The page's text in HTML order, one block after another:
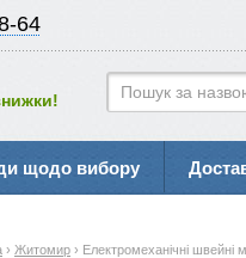
64
щодо вибору
› Житомир › Електромеханічні швейні